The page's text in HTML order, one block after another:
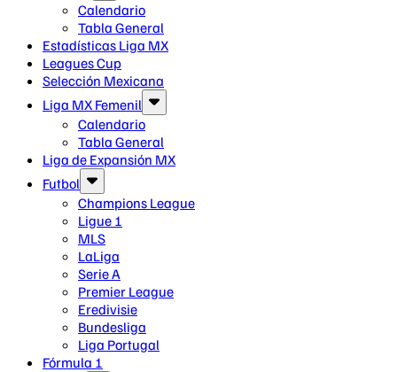
Calendario
Tabla General
Estadísticas Liga MX
Leagues Cup
Selección Mexicana
Liga MX Femenil
Calendario
Tabla General
Liga de Expansión MX
Futbol
Champions League
Ligue 1
MLS
LaLiga
Serie A
Premier League
Eredivisie
Bundesliga
Liga Portugal
Fórmula 1